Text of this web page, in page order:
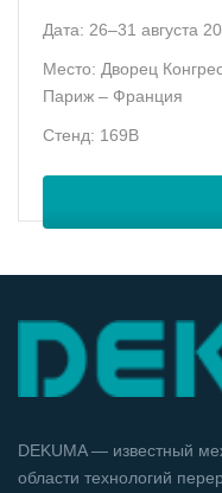
Дата: 26–31 августа
Место: Дворец
Париж – Франция
Стенд: 169B
DEKUMA — известный
области технологий